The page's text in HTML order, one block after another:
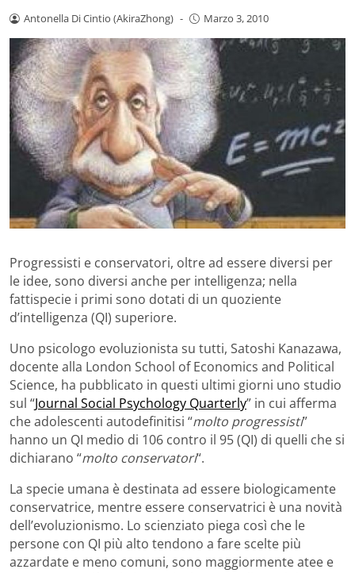
Antonella Di Cintio (AkiraZhong) - Marzo 3, 2010
Progressisti e conservatori, oltre ad essere diversi per
le idee, sono diversi anche per intelligenza; nella
fattispecie i primi sono dotati di un quoziente
d’intelligenza (QI) superiore.
Uno psicologo evoluzionista su tutti, Satoshi Kanazawa,
docente alla London School of Economics and Political
Science, ha pubblicato in questi ultimi giorni uno studio
sul “Journal Social Psychology Quarterly” in cui afferma
che adolescenti autodefinitisi “molto progressisti”
hanno un QI medio di 106 contro il 95 (QI) di quelli che si
dichiarano “molto conservatori“.
La specie umana è destinata ad essere biologicamente
conservatrice, mentre essere conservatrici è una novità
dell’evoluzionismo. Lo scienziato piega così che le
persone con QI più alto tendono a fare scelte più
azzardate e meno comuni, sono maggiormente atee e